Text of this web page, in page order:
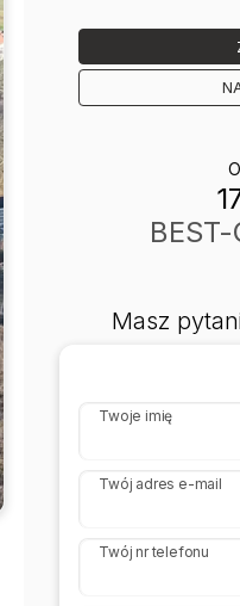
Masz
Twoje imię
Twój adres e-mail
Twój nr telefonu